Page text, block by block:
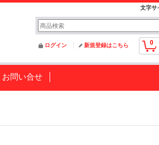
文字サ
0
ログイン 新規登録はこちら
お問い合せ